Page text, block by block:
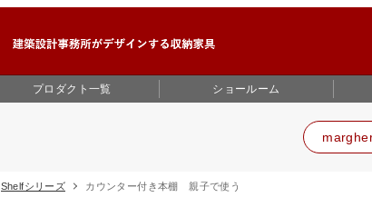
プロダクト一覧 ショールーム
Shelfシリーズ カウンター付き本棚 親子で使う